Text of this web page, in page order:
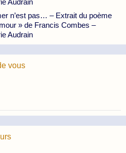
Audrain
n’est pas… – Extrait du poème
» de Francis Combes –
Audrain
vous